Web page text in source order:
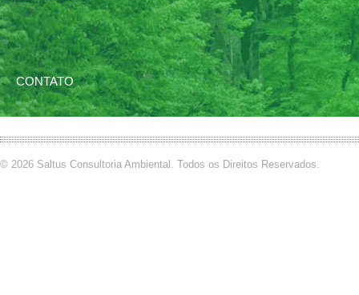
CONTATO
© 2026 Saltus Consultoria Ambiental. Todos os Direitos Reservados.